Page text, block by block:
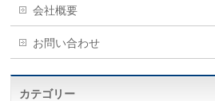
会社概要
お問い合わせ
カテゴリー